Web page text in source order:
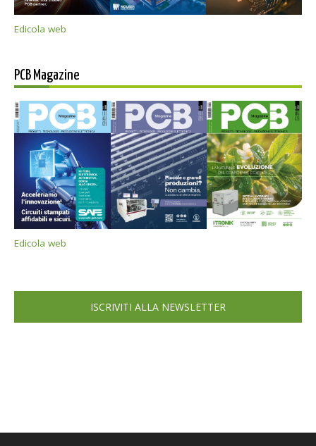
Edicola web
PCB Magazine
Edicola web
ISCRIVITI ALLA NEWSLETTER